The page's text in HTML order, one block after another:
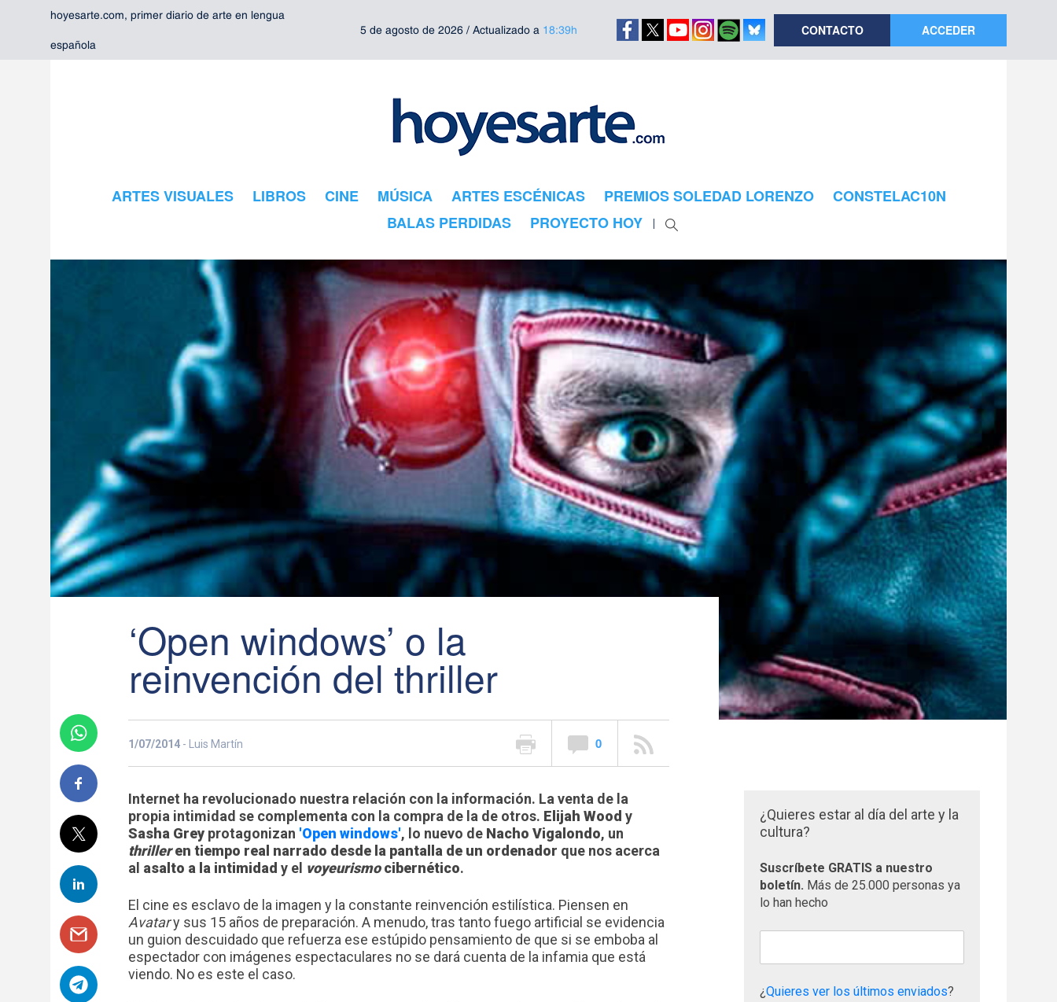
hoyesarte.com, primer diario de arte en lengua
española
5 de agosto de 2026 / Actualizado a 18:39h CONTACTO ACCEDER
ARTES VISUALES LIBROS CINE MÚSICA ARTES ESCÉNICAS PREMIOS SOLEDAD LORENZO
CONSTELAC10N
BALAS PERDIDAS
PROYECTO HOY
‘Open windows’ o la
reinvención del thriller
1/07/2014 - Luis Martín 0
Internet ha revolucionado nuestra relación con la información. La venta de la
propia intimidad se complementa con la compra de la de otros. Elijah Wood y
Sasha Grey protagonizan 'Open windows', lo nuevo de Nacho Vigalondo, un
thrilleren tiempo real narrado desde la pantalla de un ordenador que nos acerca
al asalto a la intimidad y el voyeurismocibernético.
El cine es esclavo de la imagen y la constante reinvención estilística. Piensen en
Avatary sus 15 años de preparación. A menudo, tras tanto fuego artificial se evidencia
un guion descuidado que refuerza ese estúpido pensamiento de que si se emboba al
espectador con imágenes espectaculares no se dará cuenta de la infamia que está
viendo. No es este el caso.
¿Quieres estar al día del arte y la
cultura?
Suscríbete GRATIS a nuestro
boletín. Más de 25.000 personas ya
lo han hecho
¿Quieres ver los últimos enviados?